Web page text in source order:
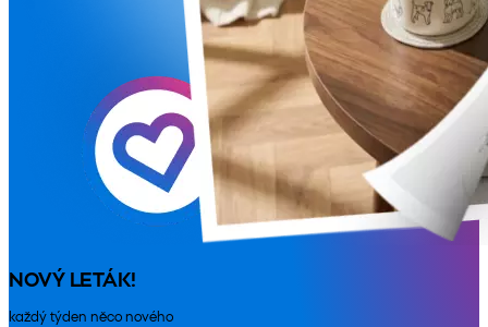
NOVÝ LETÁK!
každý týden něco nového